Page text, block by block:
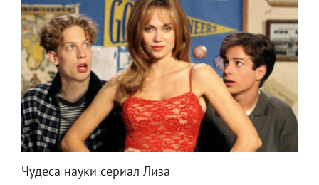
Чудеса науки сериал Лиза